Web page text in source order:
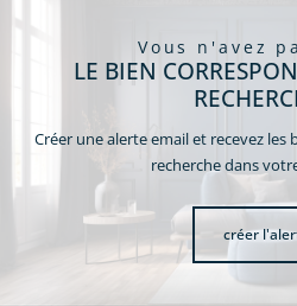
vous n'avez
LE BIEN
Créer une alerte email et recevez
recherche dans
créer